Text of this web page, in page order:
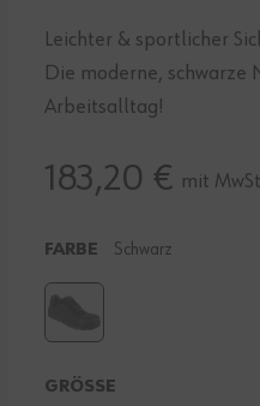
Leichter & sportlicher
Die moderne,
Arbeitsalltag!
183,20 € mit
FARBE Schwarz
GRÖSSE